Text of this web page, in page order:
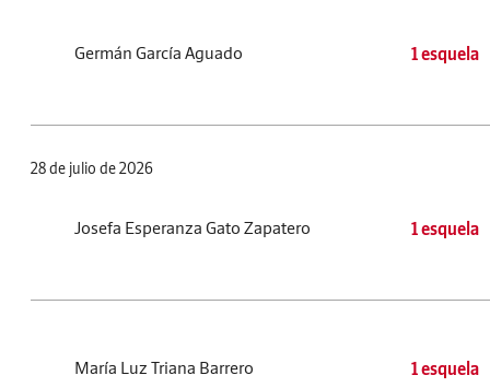
Germán García Aguado 1 esquela
28 de julio de 2026
Josefa Esperanza Gato Zapatero 1 esquela
María Luz Triana Barrero 1 esquela